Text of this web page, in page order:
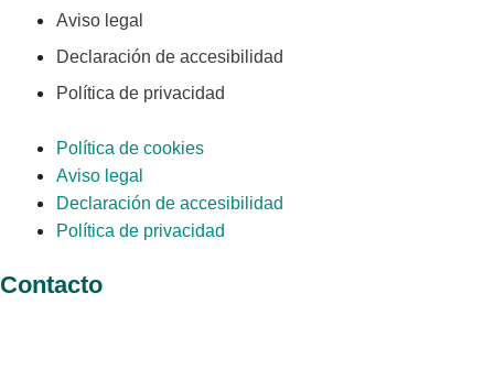
Aviso legal
Declaración de accesibilidad
Política de privacidad
Política de cookies
Aviso legal
Declaración de accesibilidad
Política de privacidad
Contacto